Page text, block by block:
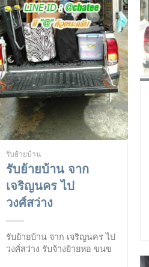
รับย้ายบ้าน
รับย้ายบ้าน จาก
เจริญนคร ไป
วงศ์สว่าง
รับย้ายบ้าน จาก เจริญนคร ไป
วงศ์สว่าง รับจ้างย้ายหอ ขนข